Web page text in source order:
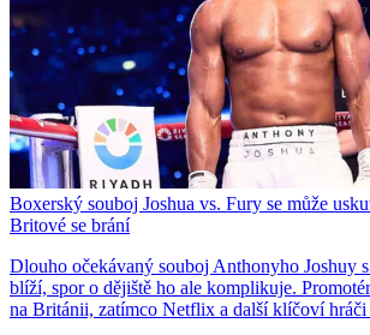
Boxerský souboj Joshua vs. Fury se může
Britové se brání
Dlouho očekávaný souboj Anthonyho Joshuy
blíží, spor o dějiště ho ale komplikuje.
na Británii, zatímco Netflix a další klíčoví